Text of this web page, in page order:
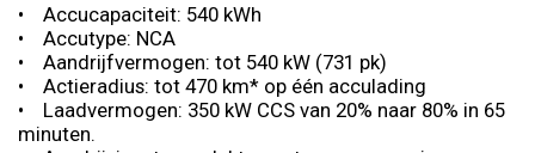
• Accucapaciteit: 540 kWh
• Accutype: NCA
• Aandrijfvermogen: tot 540 kW (731 pk)
• Actieradius: tot 470 km* op één acculading
• Laadvermogen: 350 kW CCS van 20% naar 80% in 65
minuten.